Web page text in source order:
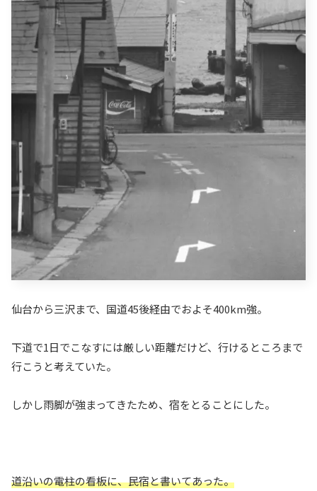
仙台から三沢まで、国道45後経由でおよそ400km強。
下道で1日でこなすには厳しい距離だけど、行けるところまで
行こうと考えていた。
しかし雨脚が強まってきたため、宿をとることにした。
道沿いの電柱の看板に、民宿と書いてあった。